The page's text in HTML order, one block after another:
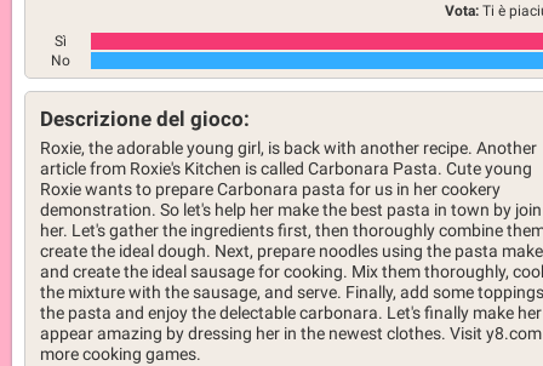
Vota: Ti è
Sì
No
Descrizione del gioco:
Roxie, the adorable young girl, is back with another recipe. Another
article from Roxie's Kitchen is called Carbonara Pasta. Cute young
Roxie wants to prepare Carbonara pasta for us in her cookery
demonstration. So let's help her make the best pasta in town by
her. Let's gather the ingredients first, then thoroughly combine
create the ideal dough. Next, prepare noodles using the pasta
and create the ideal sausage for cooking. Mix them thoroughly,
the mixture with the sausage, and serve. Finally, add some
the pasta and enjoy the delectable carbonara. Let's finally make her
appear amazing by dressing her in the newest clothes. Visit
more cooking games.